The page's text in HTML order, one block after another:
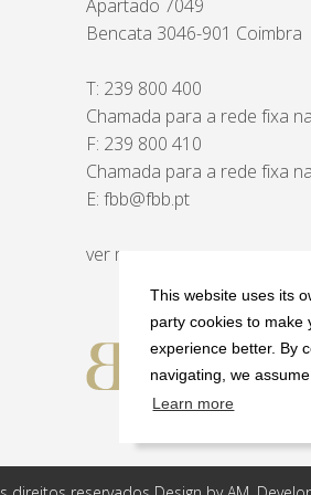
This website uses its
party cookies to make
experience better. By
navigating, we
Learn more
Apartado 7049
Bencata 3046-901 Coimbra
T: 239 800 400
Chamada para a rede fixa
F: 239 800 410
Chamada para a rede fixa
E:fbb@fbb.pt
ver mapa